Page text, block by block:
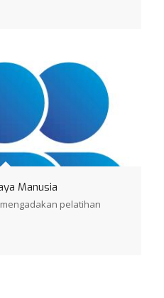
Manusia
pelatihan